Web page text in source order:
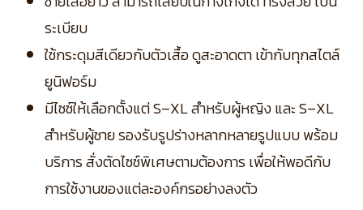
ระเบียบ
ใช้กระดุมสีเดียวกับตัวเสื้อ ดูสะอาดตา เข้ากับทุกสไตล์
ยูนิฟอร์ม
มีไซซ์ให้เลือกตั้งแต่ S–XL สำหรับผู้หญิง และ S–XL
สำหรับผู้ชาย รองรับรูปร่างหลากหลายรูปแบบ พร้อม
บริการ สั่งตัดไซซ์พิเศษตามต้องการ เพื่อให้พอดีกับ
การใช้งานของแต่ละองค์กรอย่างลงตัว